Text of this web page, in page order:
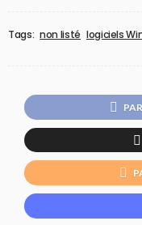
Tags: non listé logiciels